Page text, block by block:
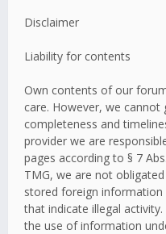
Disclaimer
Liability for contents
Own contents of our
care. However, we cannot
completeness and
provider we are
pages according to § 7
TMG, we are not
stored foreign
that indicate illegal
the use of information